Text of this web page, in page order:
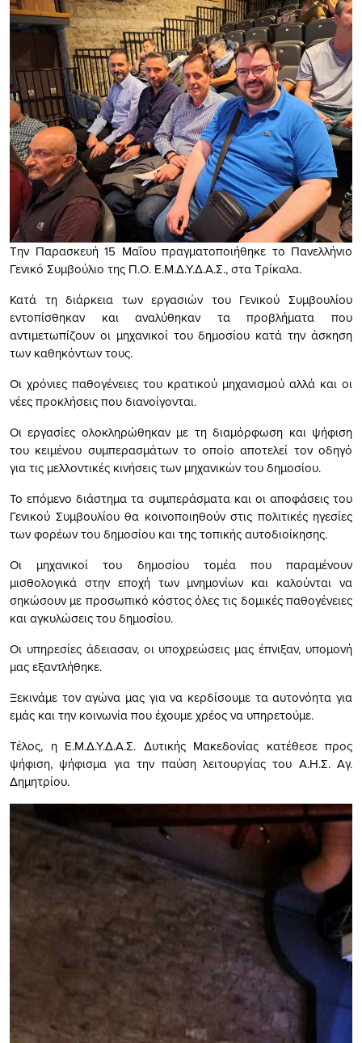
Την Παρασκευή 15 Μαΐου πραγματοποιήθηκε το Πανελλήνιο
Γενικό Συμβούλιο της Π.Ο. Ε.Μ.Δ.Υ.Δ.Α.Σ., στα Τρίκαλα.
Κατά τη διάρκεια των εργασιών του Γενικού Συμβουλίου
εντοπίσθηκαν και αναλύθηκαν τα προβλήματα που
αντιμετωπίζουν οι μηχανικοί του δημοσίου κατά την άσκηση
των καθηκόντων τους.
Οι χρόνιες παθογένειες του κρατικού μηχανισμού αλλά και οι
νέες προκλήσεις που διανοίγονται.
Οι εργασίες ολοκληρώθηκαν με τη διαμόρφωση και ψήφιση
του κειμένου συμπερασμάτων το οποίο αποτελεί τον οδηγό
για τις μελλοντικές κινήσεις των μηχανικών του δημοσίου.
Το επόμενο διάστημα τα συμπεράσματα και οι αποφάσεις του
Γενικού Συμβουλίου θα κοινοποιηθούν στις πολιτικές ηγεσίες
των φορέων του δημοσίου και της τοπικής αυτοδιοίκησης.
Οι μηχανικοί του δημοσίου τομέα που παραμένουν
μισθολογικά στην εποχή των μνημονίων και καλούνται να
σηκώσουν με προσωπικό κόστος όλες τις δομικές παθογένειες
και αγκυλώσεις του δημοσίου.
Οι υπηρεσίες άδειασαν, οι υποχρεώσεις μας έπνιξαν, υπομονή
μας εξαντλήθηκε.
Ξεκινάμε τον αγώνα μας για να κερδίσουμε τα αυτονόητα για
εμάς και την κοινωνία που έχουμε χρέος να υπηρετούμε.
Τέλος, η Ε.Μ.Δ.Υ.Δ.Α.Σ. Δυτικής Μακεδονίας κατέθεσε προς
ψήφιση, ψήφισμα για την παύση λειτουργίας του Α.Η.Σ. Αγ.
Δημητρίου.